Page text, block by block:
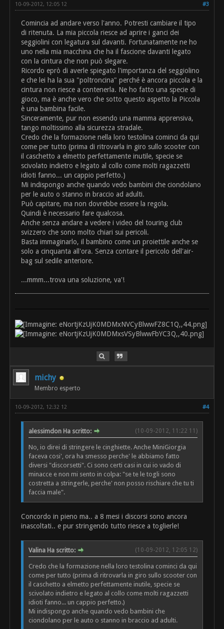
#3
10-09-2012, 12:05 12
Comincia ad andare verso l'anno. Potresti cambiare il tipo
di ritenuta. La mia piccola riesce ad aprire i ganci dei
seggiolini con legatura sul davanti. Fortunatamente ne ho
uno nella mia macchina che ha il fascione davanti legato
con la cintura che non può slegare.
Ricordo eprò di averle spiegato l'importanza del seggiolino
e che lei ha la sua "poltroncina" perché è ancora piccola e la
cintura non riesce a contenerla. Ne ho fatto una specie di
gioco, ma è anche vero che sotto questo aspetto la Piccola
è una bambina facile.
Sinceramente, pur non essendo una mamma apprensiva,
tango moltissimo alla sicurezza stradale.
Credo che la formazione nella loro testolina cominci da qui
come per tutto (prima di ritrovarla in giro sullo scooter con
il caschetto a elmetto perfettamente inutile, specie se
scivolato indietro e legato al collo come molti ragazzetti
idioti fanno... un cappio perfetto.)
Mi indispongo anche quando vedo bambini che ciondolano
per le auto o stanno in braccio ad adulti.
Può capitare, ma non dovrebbe essere la regola.
Quindi è necessario fare qualcosa.
Anche senza andare a vedere i video del touring club
svizzero che sono molto chiari sui pericoli.
Basta immaginarlo, il bambino come un proiettile anche se
solo a cinquanta all'ora. Senza contare il pericolo dell'air-
bag sul sedile anteriore.
...mmm...trova una soluzione, va'!
michy
Membro esperto
#4
10-09-2012, 12:32 12
(10-09-2012, 11:22 11)
alessimdon Ha scritto:
No, io direi di stringere le cinghiette. Anche MiniGiorgia
faceva cosi', ora ha smesso perche' le abbiamo fatto
diversi "discorsetti". Ci sono certi casi in cui io vado di
minacce e non mi sento in colpa: "se te le togli sono
costretta a stringerle, perche' non posso rischiare che tu ti
faccia male".
Concordo in pieno ma.. a 8 mesi i discorsi sono ancora
inascoltati.. e pur stringendo tutto riesce a toglierle!
(10-09-2012, 12:05 12)
Valina Ha scritto:
Credo che la formazione nella loro testolina cominci da qui
come per tutto (prima di ritrovarla in giro sullo scooter con
il caschetto a elmetto perfettamente inutile, specie se
scivolato indietro e legato al collo come molti ragazzetti
idioti fanno... un cappio perfetto.)
Mi indispongo anche quando vedo bambini che
ciondolano per le auto o stanno in braccio ad adulti.